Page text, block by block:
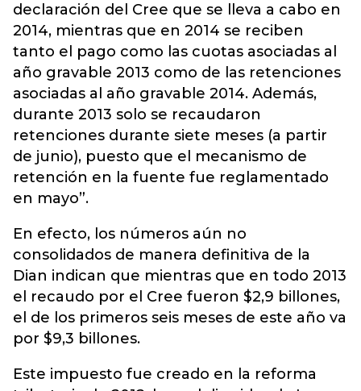
declaración del Cree que se lleva a cabo en
2014, mientras que en 2014 se reciben
tanto el pago como las cuotas asociadas al
año gravable 2013 como de las retenciones
asociadas al año gravable 2014. Además,
durante 2013 solo se recaudaron
retenciones durante siete meses (a partir
de junio), puesto que el mecanismo de
retención en la fuente fue reglamentado
en mayo”.
En efecto, los números aún no
consolidados de manera definitiva de la
Dian indican que mientras que en todo 2013
el recaudo por el Cree fueron $2,9 billones,
el de los primeros seis meses de este año va
por $9,3 billones.
Este impuesto fue creado en la reforma